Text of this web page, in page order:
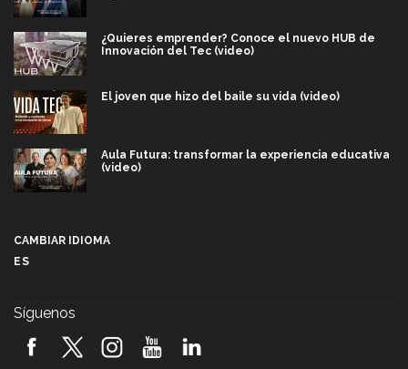
¿Quieres emprender? Conoce el nuevo HUB de
Innovación del Tec (video)
El joven que hizo del baile su vida (video)
Aula Futura: transformar la experiencia educativa
(video)
2026! (video)
CAMBIAR IDIOMA
ES
Síguenos